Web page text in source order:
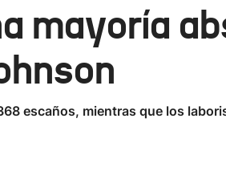
mayoría
escaños, mientras que los